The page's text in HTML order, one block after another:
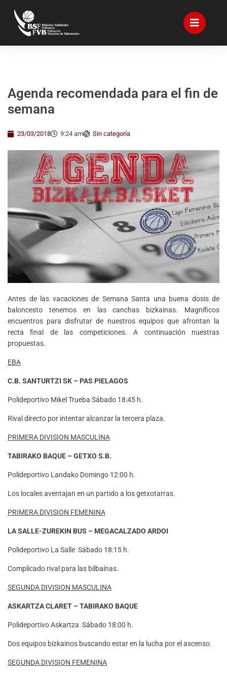
Agenda recomendada para el fin de
semana
23/03/2018 9:24 am Sin categoría
Antes de las vacaciones de Semana Santa una buena dosis de
baloncesto tenemos en las canchas bizkainas. Magníficos
encuentros para disfrutar de nuestros equipos que afrontan la
recta final de las competiciones. A continuación nuestras
propuestas.
EBA
C.B. SANTURTZI SK – PAS PIELAGOS
Polideportivo Mikel Trueba Sábado 18:45 h.
Rival directo por intentar alcanzar la tercera plaza.
PRIMERA DIVISION MASCULINA
TABIRAKO BAQUE – GETXO S.B.
Polideportivo Landako Domingo 12:00 h.
Los locales aventajan en un partido a los getxotarras.
PRIMERA DIVISION FEMENINA
LA SALLE-ZUREKIN BUS – MEGACALZADO ARDOI
Polideportivo La Salle Sábado 18:15 h.
Complicado rival para las bilbaínas.
SEGUNDA DIVISION MASCULINA
ASKARTZA CLARET – TABIRAKO BAQUE
Polideportivo Askartza Sábado 18:00 h.
Dos equipos bizkainos buscando estar en la lucha por el ascenso.
SEGUNDA DIVISION FEMENINA